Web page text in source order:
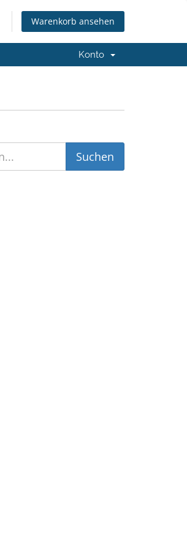
Warenkorb ansehen
Konto